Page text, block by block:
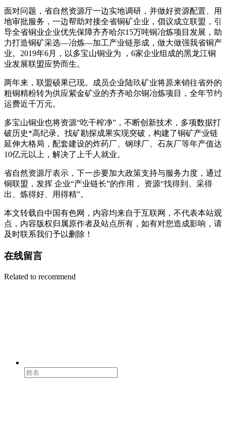
面对问题，省自然资源厅一边实地调研，并做好资源配置、用
地审批服务，一边帮助对接全省铜矿企业，倡议成立联盟，引
导全省铜业企业优先保障齐齐哈尔15万吨铜冶炼项目发展，助
力打造铜矿采选—冶炼—加工产业链形成，做大做强我省铜产
业。2019年6月，以多宝山铜业为 ，6家企业组成的黑龙江铜
业发展联盟应势而生。
两年来，联盟硕果已现。成员企业陆玖矿业将原来销往省外的
粗铜精粉转为供应紫金矿业的齐齐哈尔铜冶炼项目，全年节约
运费近千万元。
多宝山铜业也将资源“吃干榨净”，不断创新技术，多项数据打
破历史*高纪录。找矿勘探成果实现突破，构建了铜矿产业链
延伸大格局，配套建设的炸药厂、钢球厂、石灰厂等年产值达
10亿元以上，解决了上千人就业。
省自然资源厅表示，下一步要加大政策支持与服务力度，通过
铜联盟，发挥 企业“产业链长”的作用， 资源“找得到、采得
出、炼得好、用得精”。
本文转载自中国有色网，内容均来自于互联网，不代表本站观
点，内容版权归属原作者及站点所有，如有对您造成影响，请
及时联系我们予以删除！
在线留言
Related to recommend